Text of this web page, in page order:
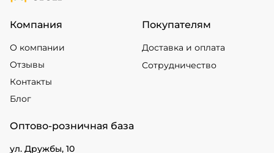
Компания
О компании
Отзывы
Контакты
Блог
Покупателям
Доставка и оплата
Сотрудничество
Оптово-розничная база
ул. Дружбы, 10